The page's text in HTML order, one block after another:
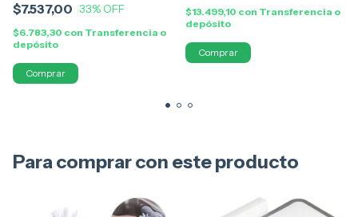
$7.537,00 33% OFF
$6.783,30 con Transferencia o
depósito
Comprar
$13.499,10 con Transferencia o
depósito
Para comprar con este producto